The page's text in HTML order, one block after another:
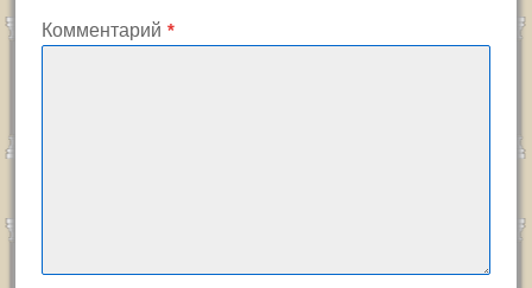
Комментарий *